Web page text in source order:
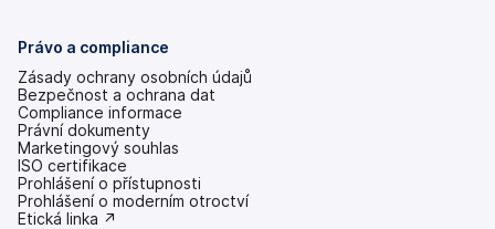
Právo a compliance
Zásady ochrany osobních údajů
Bezpečnost a ochrana dat
Compliance informace
Právní dokumenty
Marketingový souhlas
ISO certifikace
Prohlášení o přístupnosti
(se
v
Prohlášení o moderním otroctví
(se
Etická linka ↗